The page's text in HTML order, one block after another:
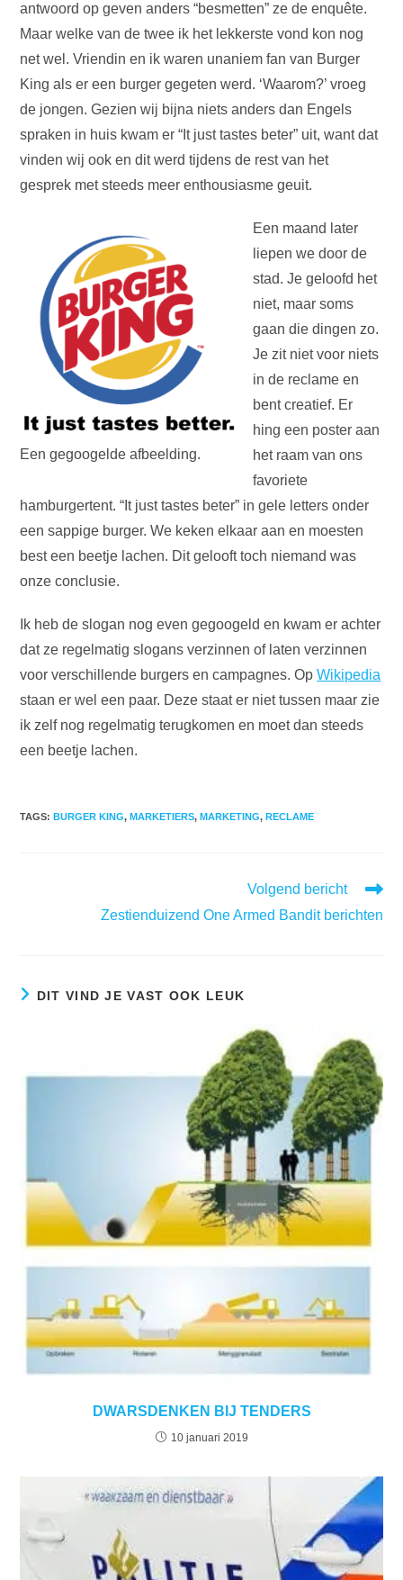
antwoord op geven anders “besmetten” ze de enquête.
Maar welke van de twee ik het lekkerste vond kon nog
net wel. Vriendin en ik waren unaniem fan van Burger
King als er een burger gegeten werd. ‘Waarom?’ vroeg
de jongen. Gezien wij bijna niets anders dan Engels
spraken in huis kwam er “It just tastes beter” uit, want dat
vinden wij ook en dit werd tijdens de rest van het
gesprek met steeds meer enthousiasme geuit.
Een gegoogelde afbeelding.
Een maand later
liepen we door de
stad. Je geloofd het
niet, maar soms
gaan die dingen zo.
Je zit niet voor niets
in de reclame en
bent creatief. Er
hing een poster aan
het raam van ons
favoriete
hamburgertent. “It just tastes beter” in gele letters onder
een sappige burger. We keken elkaar aan en moesten
best een beetje lachen. Dit gelooft toch niemand was
onze conclusie.
Ik heb de slogan nog even gegoogeld en kwam er achter
dat ze regelmatig slogans verzinnen of laten verzinnen
voor verschillende burgers en campagnes. OpWikipedia
staan er wel een paar. Deze staat er niet tussen maar zie
ik zelf nog regelmatig terugkomen en moet dan steeds
een beetje lachen.
TAGS: BURGER KING, MARKETIERS, MARKETING, RECLAME
Volgend bericht
Zestienduizend One Armed Bandit berichten
DIT VIND JE VAST OOK LEUK
DWARSDENKEN BIJ TENDERS
10 januari 2019